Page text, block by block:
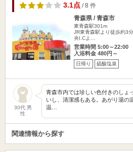
3.1点/ 8 件
青森県 / 青森市
東青森駅301m
JR東青森駅より徒歩約3
央I.Cよ…
営業時間 5:00～22:00
入浴料金 480円～
日帰り 硫酸塩泉
30代 男
性
青森市内では珍しい色付きのしょ
いし、清潔感もある。あがり湯の
温…
関連情報から探す